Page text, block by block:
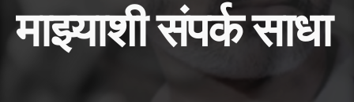
माझ्याशी संपर्क साधा